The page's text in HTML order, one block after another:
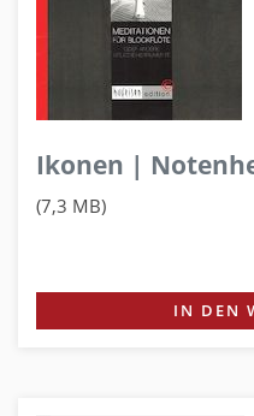
Ikonen |
(7,3 MB)
IN DEN